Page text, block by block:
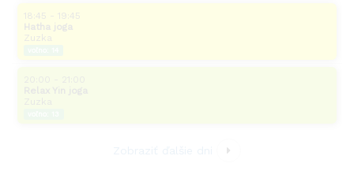
18:45 - 19:45
Hatha joga
Zuzka